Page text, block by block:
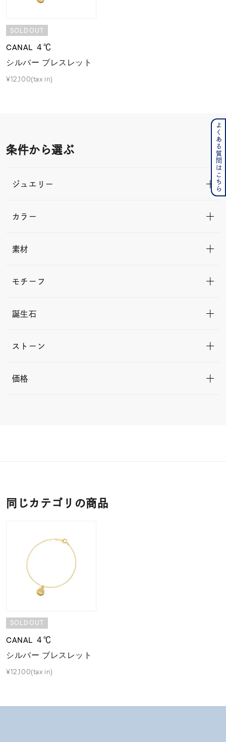
SOLDOUT
CANAL ４℃
シルバー ブレスレット
¥12,100(tax in)
条件から選ぶ
ジュエリー
カラー
素材
モチーフ
誕生石
ストーン
価格
同じカテゴリの商品
SOLDOUT
CANAL ４℃
シルバー ブレスレット
¥12,100(tax in)
よくある質問はこちら